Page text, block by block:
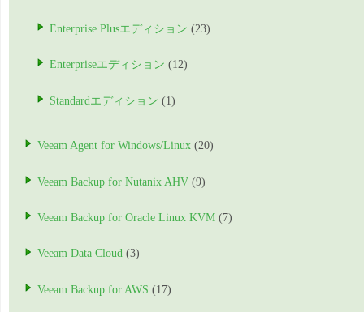
Enterprise Plusエディション (23)
Enterpriseエディション (12)
Standardエディション (1)
Veeam Agent for Windows/Linux (20)
Veeam Backup for Nutanix AHV (9)
Veeam Backup for Oracle Linux KVM (7)
Veeam Data Cloud (3)
Veeam Backup for AWS (17)